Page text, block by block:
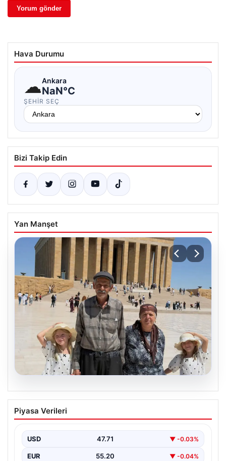
Hava Durumu
☁Ankara
NaN°C
ŞEHIR SEÇ
Bizi Takip Edin
Yan Manşet
08.08.2026
Bakan Göktaş’tan 34 Yıl Sonra Çocuk
Sevinci Yaşayan Doğan Ailesine Tam
Aile ve Sosyal Hizmetler Bakanı Mahinur Özdemir
Piyasa Verileri
USD 47.71 ▼ -0.03%
EUR 55.20 ▼ -0.04%